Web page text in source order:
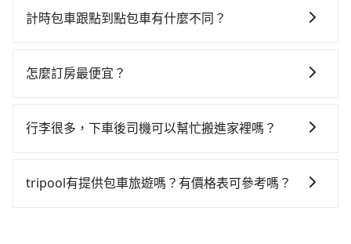
為600元。不過，台中市少部分小黃司機不按表收費，看
時1小時8分鐘。選擇搭乘高鐵而不預約包車，不僅每人
位乘車，也可參考tripool的拼車共乘服務，最多可再節
時40元路邊停車費用預估進去，但額外的汽車保險與可
差的車款，如果人數超過四位，更是沒有較大的七人座
凹的車門仍未被修理，每一次租車都好像在開樂透一
車位，對於急著用車或者要載其他乘客的人來說就有不
跳錶計算，價格約為2,100~2,500元間，但如改預約
雙北的0.5%，其叫車的難度是雙北市的190倍。再加上
以上，無論在價格或服務品質上，tripool都是你從台中
提供早鳥優惠，您越早預訂就能享有更優惠的價格。所
計時包車跟點到點包車有什麼不同？
不同之處： 計時包車：計時包車是按照用車時間來計
多個地點間來回穿梭的客戶，例如市區觀光、商務差旅
線和里程來計算費用。這種服務通常適用於單程或從一
怎麼訂房最便宜？
OTA (online travel agent) 來完成，除了可以快速依據
會員或者使用特定的信用卡，還可以累積點數做現金回
行李很多，下車後司機可以幫忙搬進家裡嗎？
供將行李搬進家裡的服務，請見諒。」
tripool有提供包車旅遊嗎？有價格表可參考嗎？